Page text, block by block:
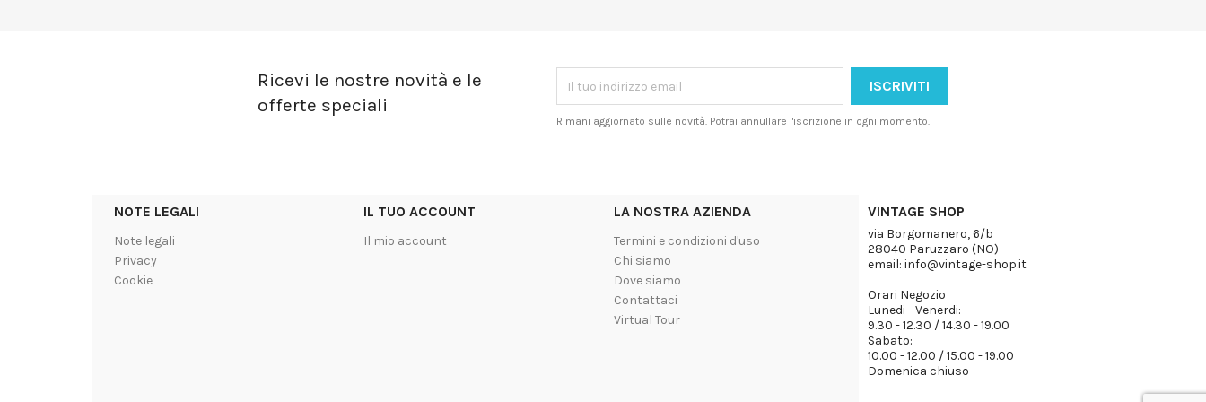
Ricevi le nostre novità e le
offerte speciali
Rimani aggiornato sulle novità. Potrai annullare l'iscrizione in ogni momento.
NOTE LEGALI
Note legali
Privacy
Cookie
IL TUO ACCOUNT
Il mio account
LA NOSTRA AZIENDA
Termini e condizioni d'uso
Chi siamo
Dove siamo
Contattaci
Virtual Tour
VINTAGE SHOP
via Borgomanero, 6/b
28040 Paruzzaro (NO)
email: info@vintage-shop.it
Orari Negozio
Lunedi - Venerdi:
9.30 - 12.30 / 14.30 - 19.00
Sabato:
10.00 - 12.00 / 15.00 - 19.00
Domenica chiuso